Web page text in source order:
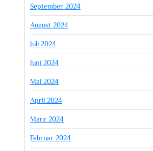
September 2024
August 2024
Juli 2024
Juni 2024
Mai 2024
April 2024
März 2024
Februar 2024